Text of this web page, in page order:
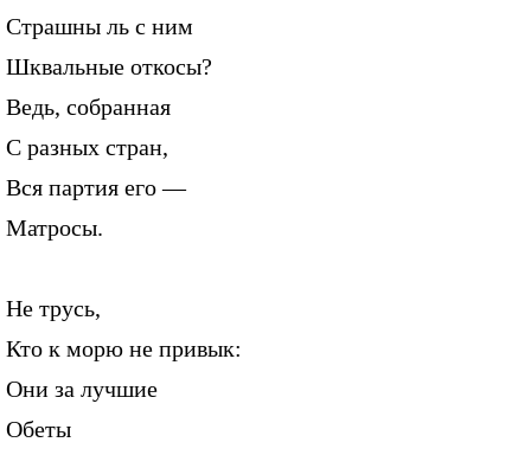
Страшны ль с ним
Шквальные откосы?
Ведь, собранная
С разных стран,
Вся партия его —
Матросы.
Не трусь,
Кто к морю не привык:
Они за лучшие
Обеты